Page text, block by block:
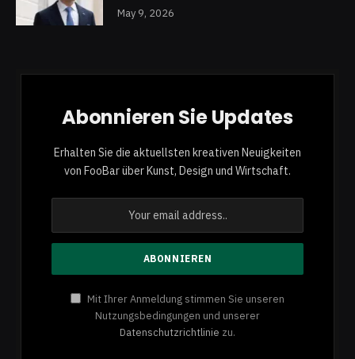
May 9, 2026
Abonnieren Sie Updates
Erhalten Sie die aktuellsten kreativen Neuigkeiten
von FooBar über Kunst, Design und Wirtschaft.
Mit Ihrer Anmeldung stimmen Sie unseren
Nutzungsbedingungen und unserer
Datenschutzrichtlinie zu.